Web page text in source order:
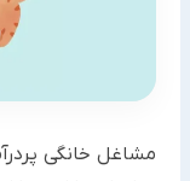
مشاغل خانگی